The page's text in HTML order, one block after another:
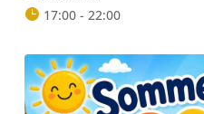
17:00 - 22:00